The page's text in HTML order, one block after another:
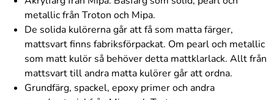
metallic från Troton och Mipa.
De solida kulörerna går att få som matta färger,
mattsvart finns fabriksförpackat. Om pearl och metallic
som matt kulör så behöver detta mattklarlack. Allt från
mattsvart till andra matta kulörer går att ordna.
Grundfärg, spackel, epoxy primer och andra